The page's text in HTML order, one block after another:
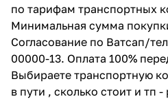
по тарифам транспортных
Минимальная сумма
Согласование по Ватсап/
00000-13. Оплата 100%
Выбираете транспортную
в пути , сколько стоит и тп